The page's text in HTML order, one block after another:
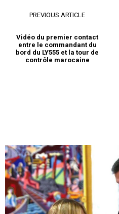
PREVIOUS ARTICLE
Vidéo du premier contact
entre le commandant du
bord du LY555 et la tour de
contrôle marocaine